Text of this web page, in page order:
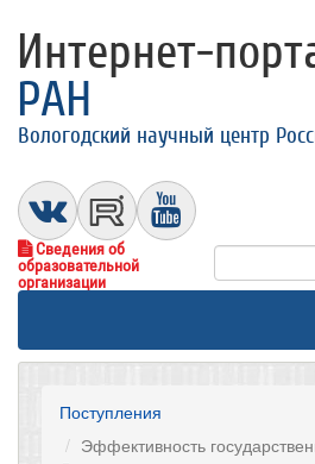
Интернет-
РАН
Вологодский научный центр
Сведения об
образовательной
организации
Поступления
Эффективность